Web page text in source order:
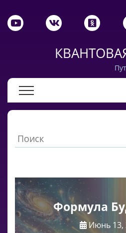
Формула
Июнь 13,